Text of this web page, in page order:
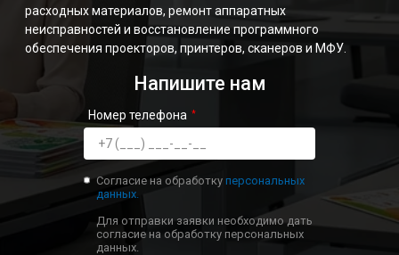
расходных материалов, ремонт аппаратных
неисправностей и восстановление программного
обеспечения проекторов, принтеров, сканеров и МФУ.
Напишите нам
Номер телефона
Согласие на обработку персональных
данных.
Для отправки заявки необходимо дать
согласие на обработку персональных
данных.